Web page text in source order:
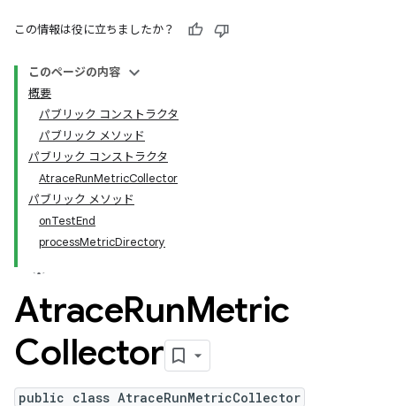
この情報は役に立ちましたか？
このページの内容
概要
パブリック コンストラクタ
パブリック メソッド
パブリック コンストラクタ
AtraceRunMetricCollector
パブリック メソッド
onTestEnd
processMetricDirectory
AtraceRunMetric
Collector
public class AtraceRunMetricCollector